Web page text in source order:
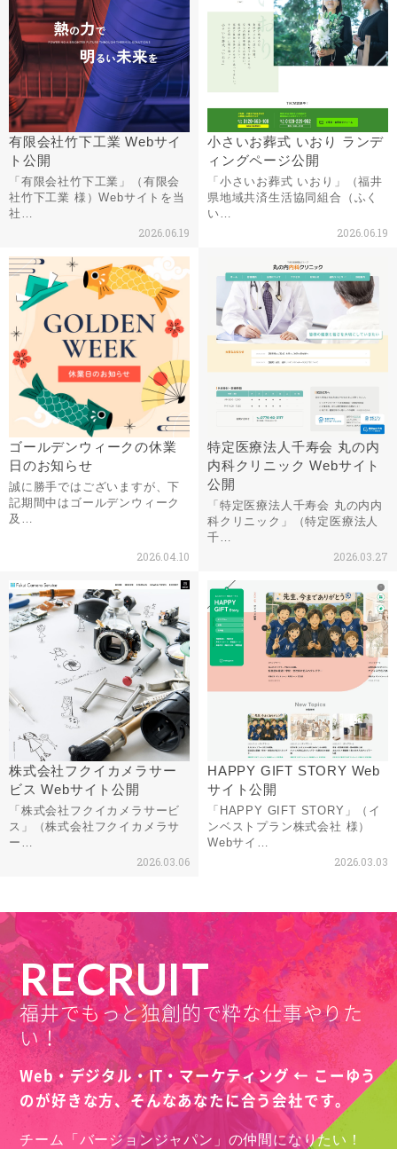
有限会社竹下工業 Webサイ
ト公開
「有限会社竹下工業」（有限会
社竹下工業 様）Webサイトを当
社…
2026.06.19
小さいお葬式 いおり ランデ
ィングページ公開
「小さいお葬式 いおり」（福井
県地域共済生活協同組合（ふく
い…
2026.06.19
ゴールデンウィークの休業
日のお知らせ
誠に勝手ではございますが、下
記期間中はゴールデンウィーク
及…
2026.04.10
特定医療法人千寿会 丸の内
内科クリニック Webサイト
公開
「特定医療法人千寿会 丸の内内
科クリニック」（特定医療法人
千…
2026.03.27
株式会社フクイカメラサー
ビス Webサイト公開
「株式会社フクイカメラサービ
ス」（株式会社フクイカメラサ
ー…
2026.03.06
HAPPY GIFT STORY Web
サイト公開
「HAPPY GIFT STORY」（イ
ンベストプラン株式会社 様）
Webサイ…
2026.03.03
RECRUIT
福井でもっと独創的で粋な仕事やりた
い！
Web・デジタル・IT・マーケティング ← こーゆう
のが好きな方、そんなあなたに合う会社です。
チーム「バージョンジャパン」の仲間になりたい！